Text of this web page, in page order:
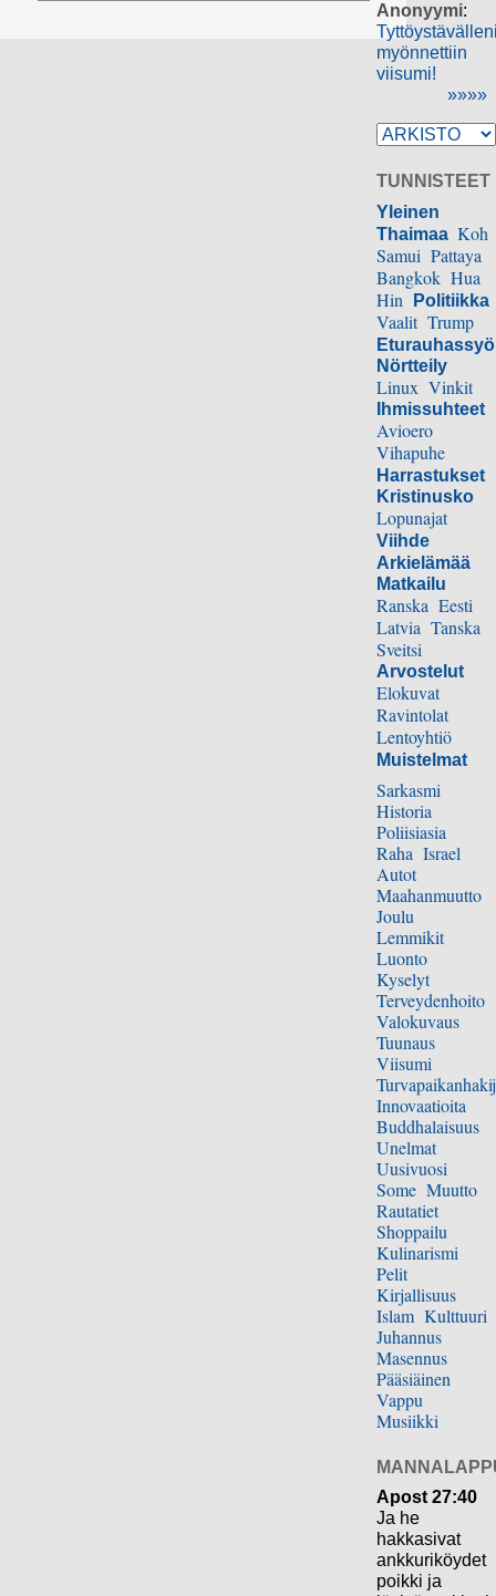
Anonyymi:
myönnettiin
viisumi!
»»»»
TUNNISTEET
Yleinen
Thaimaa Koh
Samui Pattaya
Bangkok Hua
Hin
Politiikka
Vaalit Trump
Nörtteily
Linux Vinkit
Ihmissuhteet
Avioero
Vihapuhe
Harrastukset
Kristinusko
Lopunajat
Viihde
Arkielämää
Matkailu
Ranska Eesti
Latvia Tanska
Sveitsi
Arvostelut
Elokuvat
Ravintolat
Lentoyhtiö
Muistelmat
Sarkasmi
Historia
Poliisiasia
Raha Israel
Autot
Maahanmuutto
Joulu
Lemmikit
Luonto
Kyselyt
Terveydenhoito
Valokuvaus
Tuunaus
Viisumi
Innovaatioita
Buddhalaisuus
Unelmat
Uusivuosi
Some Muutto
Rautatiet
Shoppailu
Kulinarismi
Pelit
Kirjallisuus
Islam Kulttuuri
Juhannus
Masennus
Pääsiäinen
Vappu
Musiikki
Apost 27:40
Ja he
hakkasivat
ankkuriköydet
poikki ja